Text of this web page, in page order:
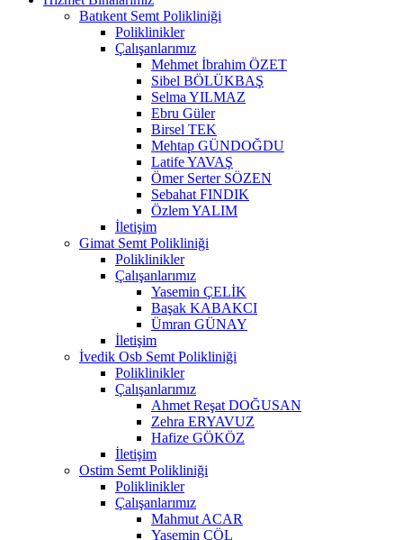
Batıkent Semt Polikliniği
Poliklinikler
Çalışanlarımız
Mehmet İbrahim ÖZET
Sibel BÖLÜKBAŞ
Selma YILMAZ
Ebru Güler
Birsel TEK
Mehtap GÜNDOĞDU
Latife YAVAŞ
Ömer Serter SÖZEN
Sebahat FINDIK
Özlem YALIM
İletişim
Gimat Semt Polikliniği
Poliklinikler
Çalışanlarımız
Yasemin ÇELİK
Başak KABAKCI
Ümran GÜNAY
İletişim
İvedik Osb Semt Polikliniği
Poliklinikler
Çalışanlarımız
Ahmet Reşat DOĞUSAN
Zehra ERYAVUZ
Hafize GÖKÖZ
İletişim
Ostim Semt Polikliniği
Poliklinikler
Çalışanlarımız
Mahmut ACAR
Yasemin ÇÖL